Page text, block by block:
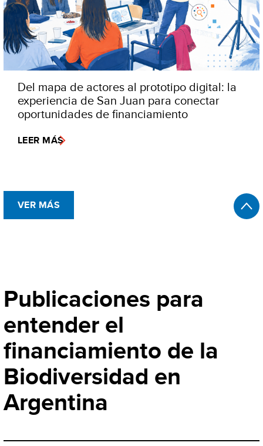
Del mapa de actores al prototipo digital: la
experiencia de San Juan para conectar
oportunidades de financiamiento
LEER MÁS
VER MÁS
Publicaciones para
entender el
financiamiento de la
Biodiversidad en
Argentina